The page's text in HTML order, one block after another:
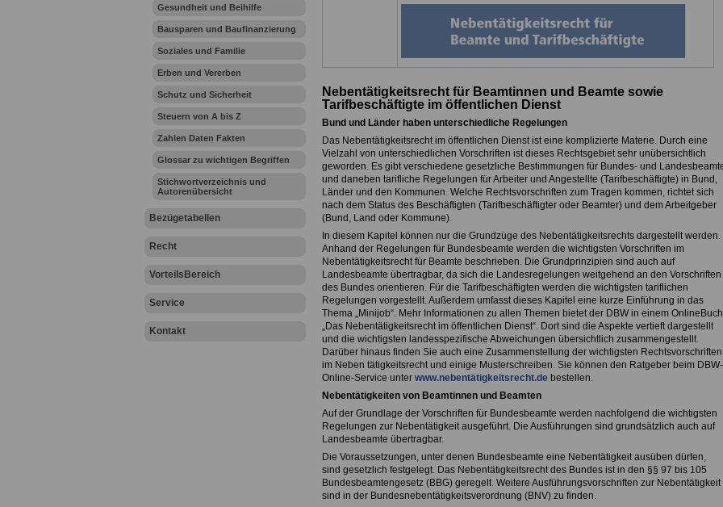
Gesundheit und Beihilfe
Bausparen und Baufinanzierung
Soziales und Familie
Erben und Vererben
Schutz und Sicherheit
Steuern von A bis Z
Zahlen Daten Fakten
Glossar zu wichtigen Begriffen
Stichwortverzeichnis und
Autorenübersicht
Bezügetabellen
Recht
VorteilsBereich
Service
Kontakt
Nebentätigkeitsrecht für Beamtinnen und Beamte sowie
Tarifbeschäftigte im öffentlichen Dienst
Bund und Länder haben unterschiedliche Regelungen
Das Nebentätigkeitsrecht im öffentlichen Dienst ist eine komplizierte Materie. Durch eine
Vielzahl von unterschiedlichen Vorschriften ist dieses Rechtsgebiet sehr unübersichtlich
geworden. Es gibt verschiedene gesetzliche Bestimmungen für Bundes- und
und daneben tarifliche Regelungen für Arbeiter und Angestellte (Tarifbeschäftigte) in Bund,
Länder und den Kommunen. Welche Rechtsvorschriften zum Tragen kommen, richtet sich
nach dem Status des Beschäftigten (Tarifbeschäftigter oder Beamter) und dem Arbeitgeber
(Bund, Land oder Kommune).
In diesem Kapitel können nur die Grundzüge des Nebentätigkeitsrechts dargestellt werden.
Anhand der Regelungen für Bundesbeamte werden die wichtigsten Vorschriften im
Nebentätigkeitsrecht für Beamte beschrieben. Die Grundprinzipien sind auch auf
Landesbeamte übertragbar, da sich die Landesregelungen weitgehend an den Vorschriften
des Bundes orientieren. Für die Tarifbeschäftigten werden die wichtigsten tariflichen
Regelungen vorgestellt. Außerdem umfasst dieses Kapitel eine kurze Einführung in das
Thema „Minijob“. Mehr Informationen zu allen Themen bietet der DBW in einem OnlineBuch
„Das Nebentätigkeitsrecht im öffentlichen Dienst“. Dort sind die Aspekte vertieft dargestellt
und die wichtigsten landesspezifische Abweichungen übersichtlich zusammengestellt.
Darüber hinaus finden Sie auch eine Zusammenstellung der wichtigsten Rechtsvorschriften
im Neben tätigkeitsrecht und einige Musterschreiben. Sie können den Ratgeber beim DBW-
Online-Service unter www.nebentätigkeitsrecht.debestellen.
Nebentätigkeiten von Beamtinnen und Beamten
Auf der Grundlage der Vorschriften für Bundesbeamte werden nachfolgend die wichtigsten
Regelungen zur Nebentätigkeit ausgeführt. Die Ausführungen sind grundsätzlich auch auf
Landesbeamte übertragbar.
Die Voraussetzungen, unter denen Bundesbeamte eine Nebentätigkeit ausüben dürfen,
sind gesetzlich festgelegt. Das Nebentätigkeitsrecht des Bundes ist in den §§ 97 bis 105
Bundesbeamtengesetz (BBG) geregelt. Weitere Ausführungsvorschriften zur Nebentätigkeit
sind in der Bundesnebentätigkeitsverordnung (BNV) zu finden.